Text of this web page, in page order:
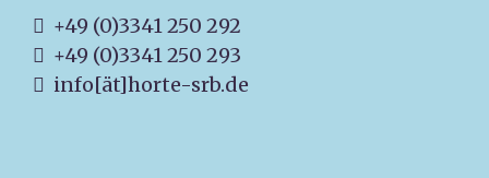
+49 (0)3341 250 292
+49 (0)3341 250 293
info[ät]horte-srb.de